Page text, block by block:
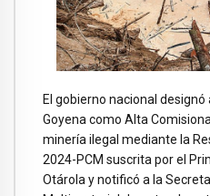
El gobierno nacional
Goyena como Alta
minería ilegal mediante la
2024-PCM suscrita por el
Otárola y notificó a la